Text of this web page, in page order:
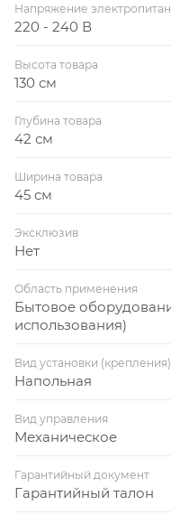
Напряжение
220 - 240 В
Высота товара
130 см
Глубина товара
42 см
Ширина товара
45 см
Эксклюзив
Нет
Область применения
Бытовое
использования)
Вид установки (крепления)
Напольная
Вид управления
Механическое
Гарантийный документ
Гарантийный талон